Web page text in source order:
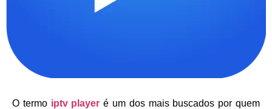
O termo iptv player é um dos mais buscados por quem